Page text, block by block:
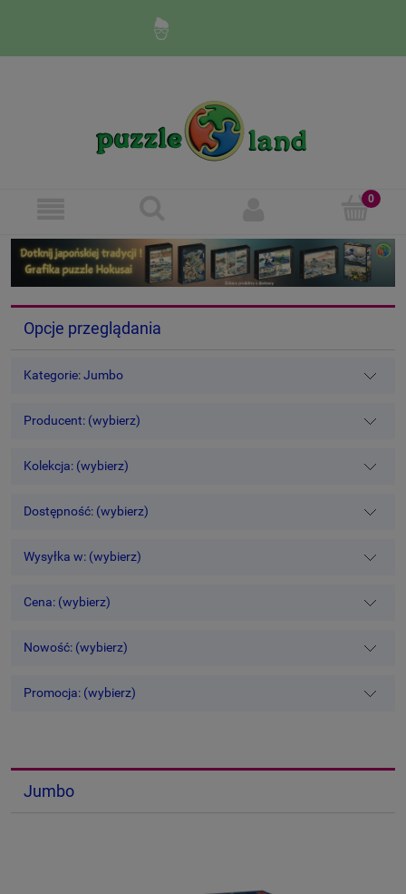
Opcje przeglądania
Kategorie: Jumbo
Producent: (wybierz)
Kolekcja: (wybierz)
Dostępność: (wybierz)
Wysyłka w: (wybierz)
Cena: (wybierz)
Nowość: (wybierz)
Promocja: (wybierz)
Jumbo